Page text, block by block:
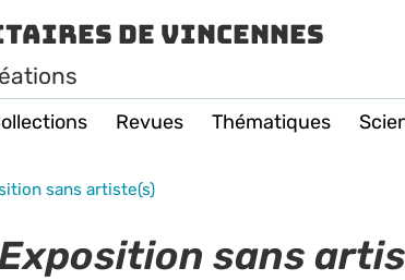
de Vincennes
Revues Thématiques
sans artiste(s)
sans